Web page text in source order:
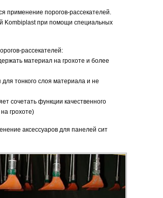
применение порогов-рассекателей.
Kombiplast при помощи специальных
рассекателей:
материал на грохоте и более
тонкого слоя материала и не
сочетать функции качественного
грохоте)
аксессуаров для панелей сит